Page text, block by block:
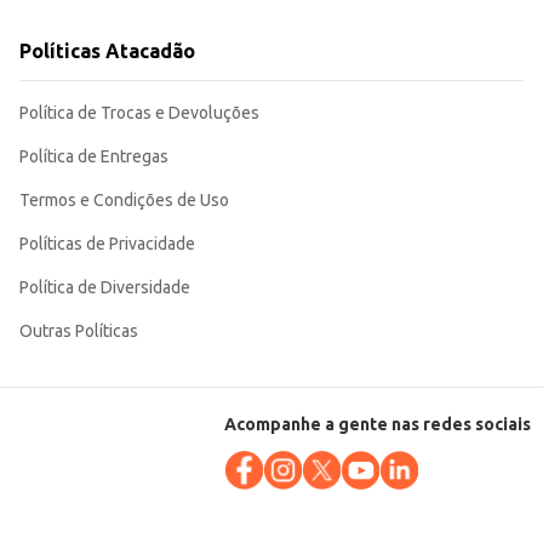
Políticas Atacadão
Política de Trocas e Devoluções
Política de Entregas
Termos e Condições de Uso
Políticas de Privacidade
Política de Diversidade
Outras Políticas
Acompanhe a gente nas redes sociais